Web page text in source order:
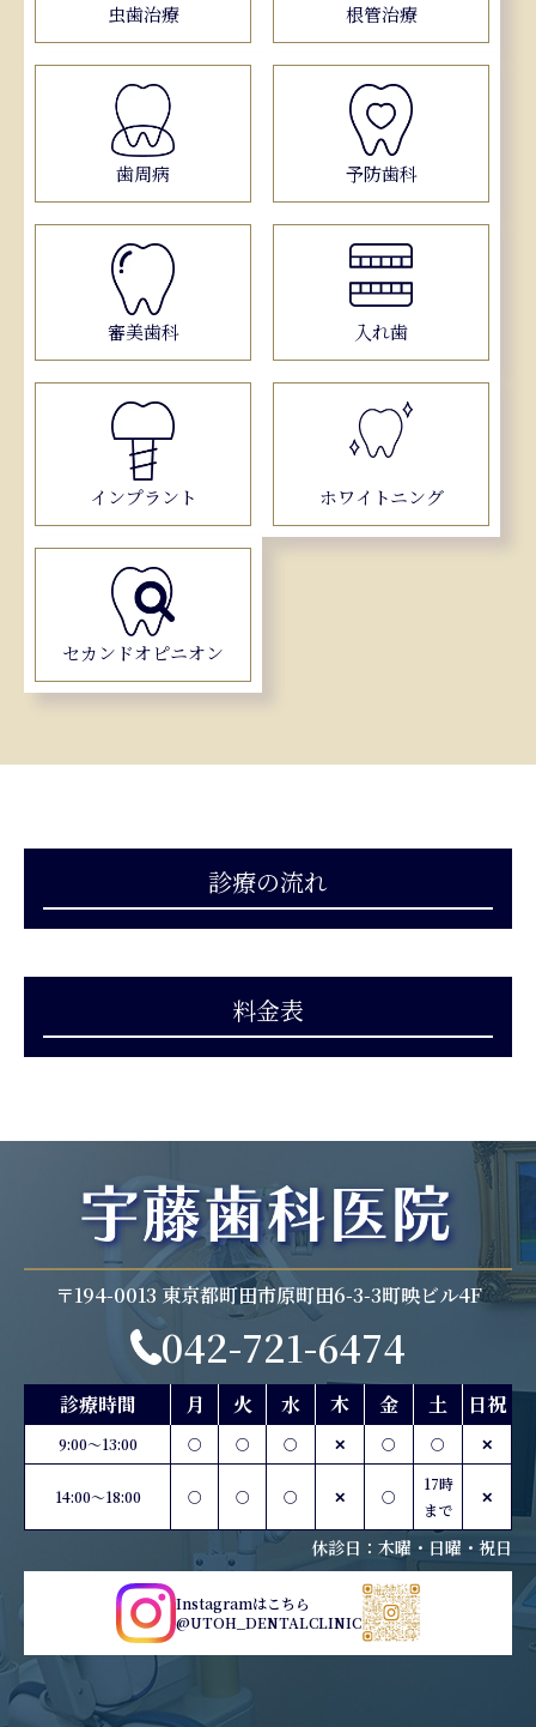
虫歯治療 根管治療
歯周病 予防歯科
審美歯科 入れ歯
インプラント ホワイトニング
セカンドオピニオン
診療の流れ
料金表
〒194-0013 東京都町田市原町田6-3-3町映ビル4F
042-721-6474
診療時間 月 火 水 木 金 土 日祝
9:00〜13:00 ○ ○ ○ ✕ ○ ○ ✕
14:00〜18:00 ○ ○ ○ ✕ ○
17時
まで
✕
休診日：木曜・日曜・祝日
Instagramはこちら
@UTOH_DENTALCLINIC